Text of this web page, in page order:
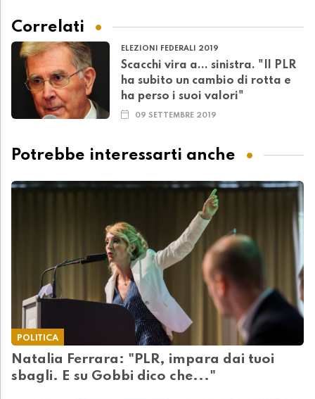
Correlati
ELEZIONI FEDERALI 2019
Scacchi vira a... sinistra. "Il PLR
ha subito un cambio di rotta e
ha perso i suoi valori"
09 SETTEMBRE 2019
Potrebbe interessarti anche
POLITICA
Natalia Ferrara: "PLR, impara dai tuoi
sbagli. E su Gobbi dico che..."